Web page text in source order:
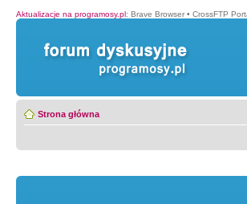
Aktualizacje na programosy.pl: Brave Browser • CrossFTP
Strona główna